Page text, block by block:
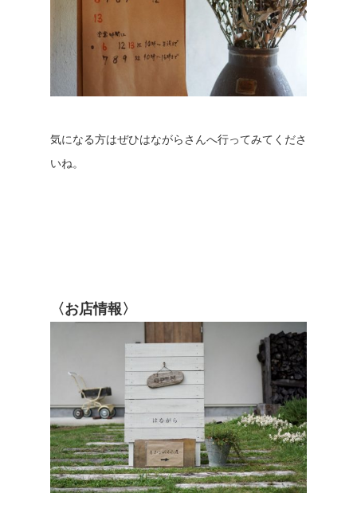
気になる方はぜひはながらさんへ行ってみてくださ
いね。
〈お店情報〉